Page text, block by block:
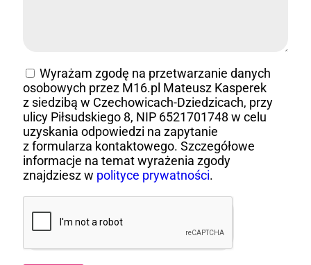
Wyrażam zgodę na przetwarzanie danych
osobowych przez M16.pl Mateusz Kasperek
z siedzibą w Czechowicach-Dziedzicach, przy
ulicy Piłsudskiego 8, NIP 6521701748 w celu
uzyskania odpowiedzi na zapytanie
z formularza kontaktowego. Szczegółowe
informacje na temat wyrażenia zgody
znajdziesz w polityce prywatności.